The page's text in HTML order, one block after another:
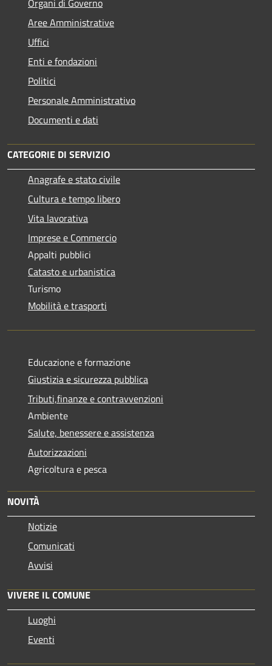
Organi di Governo
Aree Amministrative
Uffici
Enti e fondazioni
Politici
Personale Amministrativo
Documenti e dati
CATEGORIE DI SERVIZIO
Anagrafe e stato civile
Cultura e tempo libero
Vita lavorativa
Imprese e Commercio
Appalti pubblici
Catasto e urbanistica
Turismo
Mobilità e trasporti
Educazione e formazione
Giustizia e sicurezza pubblica
Tributi,finanze e contravvenzioni
Ambiente
Salute, benessere e assistenza
Autorizzazioni
Agricoltura e pesca
NOVITÀ
Notizie
Comunicati
Avvisi
VIVERE IL COMUNE
Luoghi
Eventi